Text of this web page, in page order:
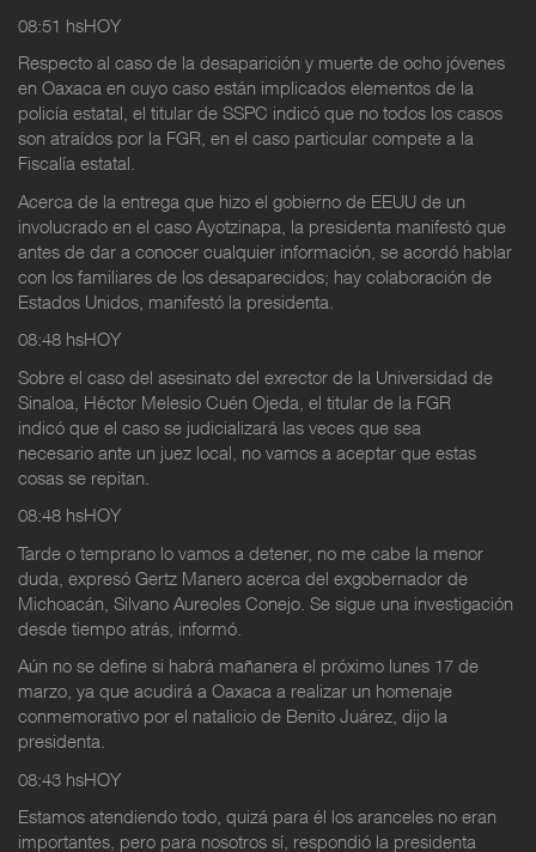
08:51 hsHOY
Respecto al caso de la desaparición y muerte de ocho jóvenes
en Oaxaca en cuyo caso están implicados elementos de la
policía estatal, el titular de SSPC indicó que no todos los casos
son atraídos por la FGR, en el caso particular compete a la
Fiscalía estatal.
Acerca de la entrega que hizo el gobierno de EEUU de un
involucrado en el caso Ayotzinapa, la presidenta manifestó que
antes de dar a conocer cualquier información, se acordó hablar
con los familiares de los desaparecidos; hay colaboración de
Estados Unidos, manifestó la presidenta.
08:48 hsHOY
Sobre el caso del asesinato del exrector de la Universidad de
Sinaloa, Héctor Melesio Cuén Ojeda, el titular de la FGR
indicó que el caso se judicializará las veces que sea
necesario ante un juez local, no vamos a aceptar que estas
cosas se repitan.
08:48 hsHOY
Tarde o temprano lo vamos a detener, no me cabe la menor
duda, expresó Gertz Manero acerca del exgobernador de
Michoacán, Silvano Aureoles Conejo. Se sigue una investigación
desde tiempo atrás, informó.
Aún no se define si habrá mañanera el próximo lunes 17 de
marzo, ya que acudirá a Oaxaca a realizar un homenaje
conmemorativo por el natalicio de Benito Juárez, dijo la
presidenta.
08:43 hsHOY
Estamos atendiendo todo, quizá para él los aranceles no eran
importantes, pero para nosotros sí, respondió la presidenta